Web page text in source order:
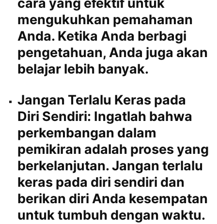
cara yang efektif untuk
mengukuhkan pemahaman
Anda. Ketika Anda berbagi
pengetahuan, Anda juga akan
belajar lebih banyak.
Jangan Terlalu Keras pada
Diri Sendiri: Ingatlah bahwa
perkembangan dalam
pemikiran adalah proses yang
berkelanjutan. Jangan terlalu
keras pada diri sendiri dan
berikan diri Anda kesempatan
untuk tumbuh dengan waktu.